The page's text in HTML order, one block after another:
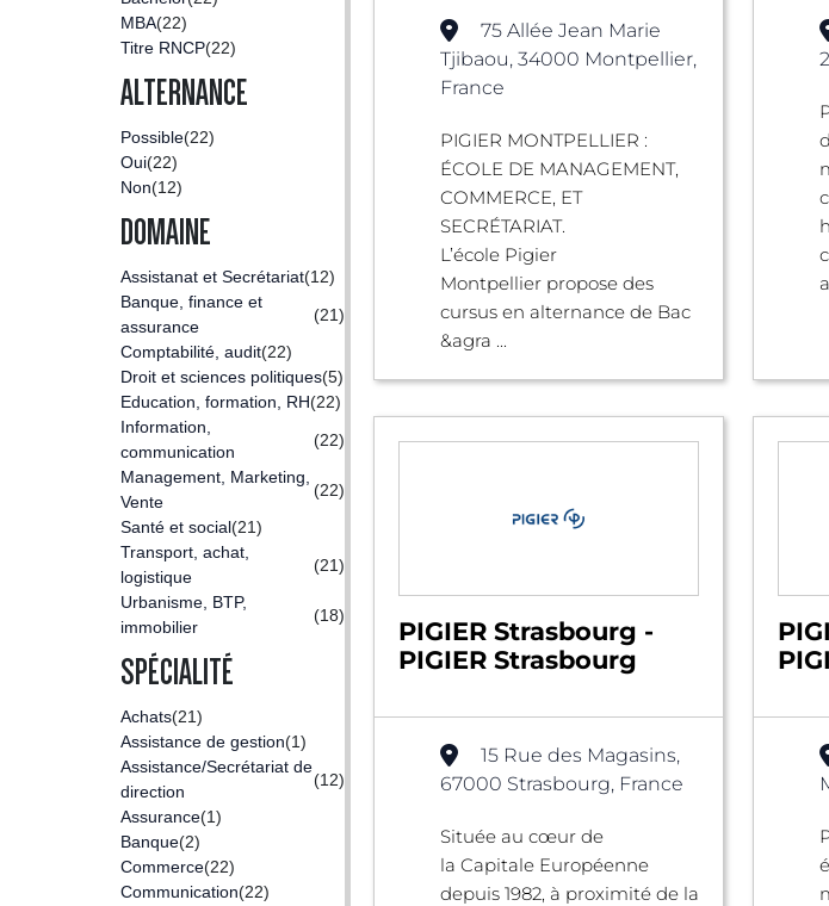
MBA(22)
Titre RNCP(22)
ALTERNANCE
Possible(22)
Oui(22)
Non(12)
DOMAINE
Assistanat et Secrétariat(12)
Banque, finance et
assurance
(21)
Comptabilité, audit(22)
Droit et sciences politiques(5)
Education, formation, RH(22)
Information,
communication
(22)
Management, Marketing,
Vente
(22)
Santé et social(21)
Transport, achat,
logistique
(21)
Urbanisme, BTP,
immobilier
(18)
SPÉCIALITÉ
Achats(21)
Assistance de gestion(1)
Assistance/Secrétariat de
direction
(12)
Assurance(1)
Banque(2)
Commerce(22)
Communication(22)
75 Allée Jean Marie
Tjibaou, 34000 Montpellier,
France
PIGIER MONTPELLIER :
ÉCOLE DE MANAGEMENT,
COMMERCE, ET
SECRÉTARIAT.
L’école Pigier
Montpellier propose des
cursus en alternance de Bac
&agra ...
PIGIER Strasbourg -
PIGIER Strasbourg
15 Rue des Magasins,
67000 Strasbourg, France
Située au cœur de
la Capitale Européenne
depuis 1982, à proximité de la